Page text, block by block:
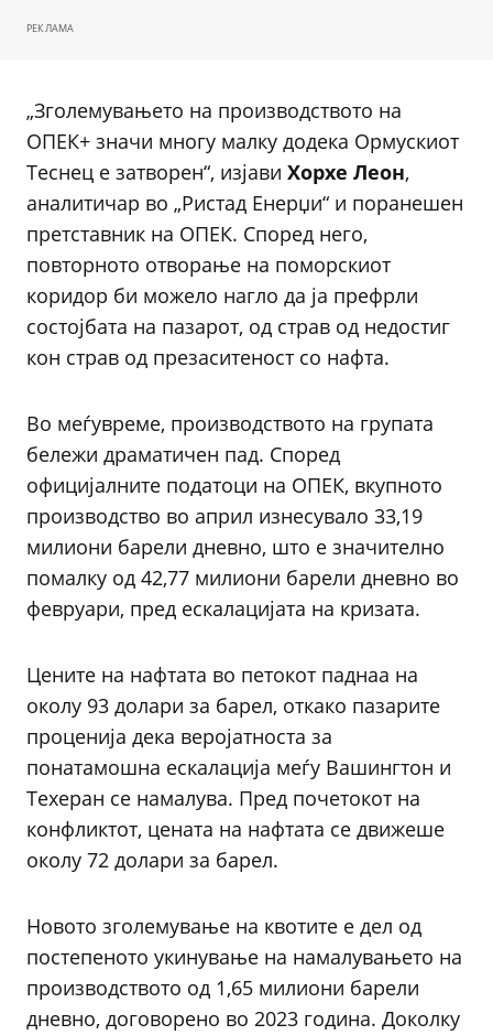
РЕКЛАМА
„Зголемувањето на производството на
ОПЕК+ значи многу малку додека Ормускиот
Теснец е затворен“, изјави Хорхе Леон,
аналитичар во „Ристад Енерџи“ и поранешен
претставник на ОПЕК. Според него,
повторното отворање на поморскиот
коридор би можело нагло да ја префрли
состојбата на пазарот, од страв од недостиг
кон страв од презаситеност со нафта.
Во меѓувреме, производството на групата
бележи драматичен пад. Според
официјалните податоци на ОПЕК, вкупното
производство во април изнесувало 33,19
милиони барели дневно, што е значително
помалку од 42,77 милиони барели дневно во
февруари, пред ескалацијата на кризата.
Цените на нафтата во петокот паднаа на
околу 93 долари за барел, откако пазарите
проценија дека веројатноста за
понатамошна ескалација меѓу Вашингтон и
Техеран се намалува. Пред почетокот на
конфликтот, цената на нафтата се движеше
околу 72 долари за барел.
Новото зголемување на квотите е дел од
постепеното укинување на намалувањето на
производството од 1,65 милиони барели
дневно, договорено во 2023 година. Доколку